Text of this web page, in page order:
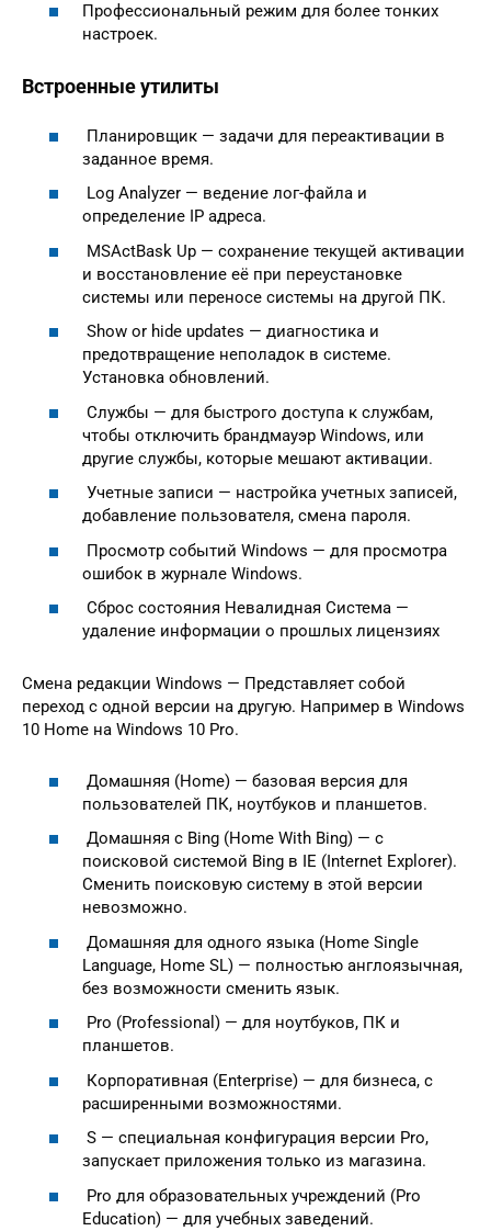
Профессиональный режим для более тонких
настроек.
Встроенные утилиты
Планировщик — задачи для переактивации в
заданное время.
Log Analyzer — ведение лог-файла и
определение IP адреса.
MSActBask Up — сохранение текущей активации
и восстановление её при переустановке
системы или переносе системы на другой ПК.
Show or hide updates — диагностика и
предотвращение неполадок в системе.
Установка обновлений.
Службы — для быстрого доступа к службам,
чтобы отключить брандмауэр Windows, или
другие службы, которые мешают активации.
Учетные записи — настройка учетных записей,
добавление пользователя, смена пароля.
Просмотр событий Windows — для просмотра
ошибок в журнале Windows.
Сброс состояния Невалидная Система —
удаление информации о прошлых лицензиях
Смена редакции Windows — Представляет собой
переход с одной версии на другую. Например в Windows
10 Home на Windows 10 Pro.
Домашняя (Home) — базовая версия для
пользователей ПК, ноутбуков и планшетов.
Домашняя с Bing (Home With Bing) — с
поисковой системой Bing в IE (Internet Explorer).
Сменить поисковую систему в этой версии
невозможно.
Домашняя для одного языка (Home Single
Language, Home SL) — полностью англоязычная,
без возможности сменить язык.
Pro (Professional) — для ноутбуков, ПК и
планшетов.
Корпоративная (Enterprise) — для бизнеса, с
расширенными возможностями.
S — специальная конфигурация версии Pro,
запускает приложения только из магазина.
Pro для образовательных учреждений (Pro
Education) — для учебных заведений.